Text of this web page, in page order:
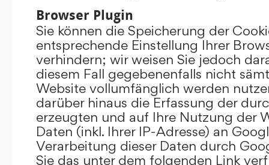
Browser Plugin
Sie können die Speicherung der
entsprechende Einstellung Ihrer
verhindern; wir weisen Sie jedoch
diesem Fall gegebenenfalls nicht
Website vollumfänglich werden
darüber hinaus die Erfassung der
erzeugten und auf Ihre Nutzung der
Daten (inkl. Ihrer IP-Adresse) an
Verarbeitung dieser Daten durch
Sie das unter dem folgenden Link